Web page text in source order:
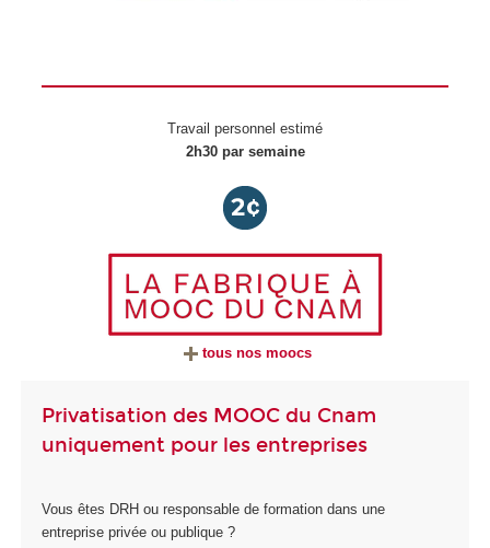
Travail personnel estimé
2h30 par semaine
tous nos moocs
Privatisation des MOOC du Cnam
uniquement pour les entreprises
Vous êtes DRH ou responsable de formation dans une
entreprise privée ou publique ?